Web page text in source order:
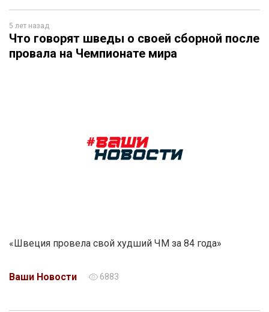
5 лет назад
Что говорят шведы о своей сборной после
провала на Чемпионате мира
«Швеция провела свой худший ЧМ за 84 года»
Ваши Новости 6883